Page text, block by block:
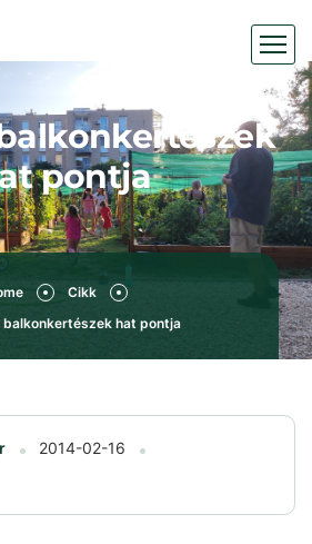
pontja
Cikk
balkonkertészek hat pontja
2014-02-16